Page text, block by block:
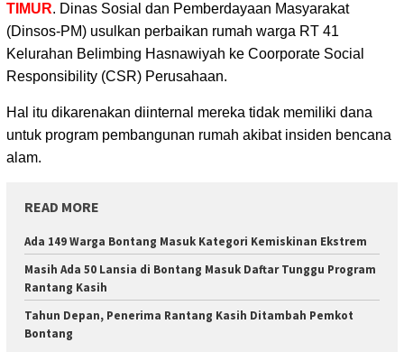
TIMUR. Dinas Sosial dan Pemberdayaan Masyarakat
(Dinsos-PM) usulkan perbaikan rumah warga RT 41
Kelurahan Belimbing Hasnawiyah ke Coorporate Social
Responsibility (CSR) Perusahaan.
Hal itu dikarenakan diinternal mereka tidak memiliki dana
untuk program pembangunan rumah akibat insiden bencana
alam.
READ MORE
Ada 149 Warga Bontang Masuk Kategori Kemiskinan Ekstrem
Masih Ada 50 Lansia di Bontang Masuk Daftar Tunggu Program
Rantang Kasih
Tahun Depan, Penerima Rantang Kasih Ditambah Pemkot
Bontang